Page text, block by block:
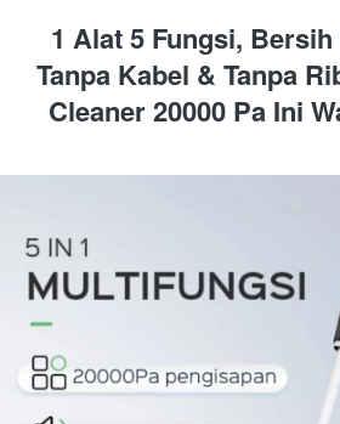
1 Alat 5 Fungsi,
Tanpa Kabel & Tanpa
Cleaner 20000 Pa Ini